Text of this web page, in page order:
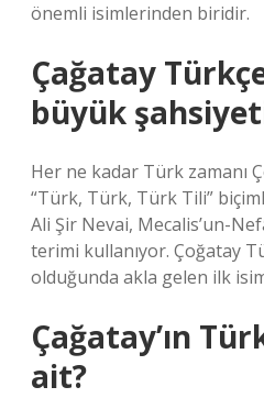
önemli isimlerinden biridir.
Çağatay
büyük
Her ne kadar Türk zamanı
“Türk, Türk, Türk Tili”
Ali Şir Nevai, Mecalis’un-
terimi kullanıyor. Çoğatay
olduğunda akla gelen ilk
Çağatay’ın
ait?